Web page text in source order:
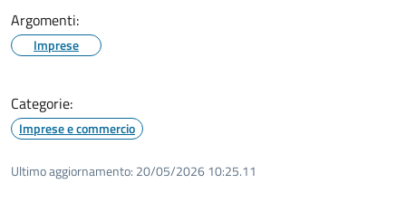
Argomenti:
Imprese
Categorie:
Imprese e commercio
Ultimo aggiornamento: 20/05/2026 10:25.11